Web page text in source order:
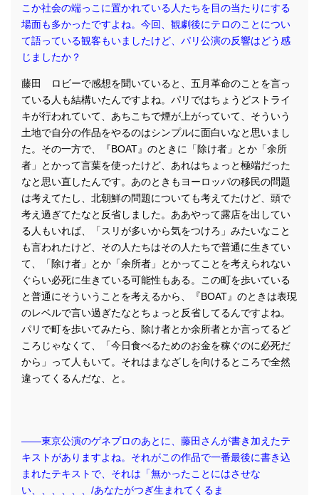
こか社会の端っこに置かれている人たちを目の当たりにする
場面も多かったですよね。今回、観劇後にテロのことについ
て語っている観客もいましたけど、パリ公演の反響はどう感
じましたか？
藤田 ロビーで感想を聞いていると、五月革命のことを言っ
ている人も結構いたんですよね。パリではちょうどストライ
キが行われていて、あちこちで煙が上がっていて、そういう
土地で自分の作品をやるのはシンプルに面白いなと思いまし
た。その一方で、『BOAT』のときに「除け者」とか「余所
者」とかって言葉を使ったけど、あれはちょっと極端だった
なと思い直したんです。あのときもヨーロッパの移民の問題
は考えてたし、北朝鮮の問題についても考えてたけど、頭で
考え過ぎてたなと反省しました。ああやって露店を出してい
る人もいれば、「スリが多いから気をつけろ」みたいなこと
も言われたけど、その人たちはその人たちで普通に生きてい
て、「除け者」とか「余所者」とかってことを考えられない
ぐらい必死に生きている可能性もある。この町を歩いている
と普通にそういうことを考えるから、『BOAT』のときは表現
のレベルで言い過ぎたなとちょっと反省してるんですよね。
パリで町を歩いてみたら、除け者とか余所者とか言ってるど
ころじゃなくて、「今日食べるためのお金を稼ぐのに必死だ
から」って人もいて。それはまなざしを向けるところで全然
違ってくるんだな、と。
――東京公演のゲネプロのあとに、藤田さんが書き加えたテ
キストがありますよね。それがこの作品で一番最後に書き込
まれたテキストで、それは「無かったことにはさせな
い、、、、、、/あなたがつぎ生まれてくるま